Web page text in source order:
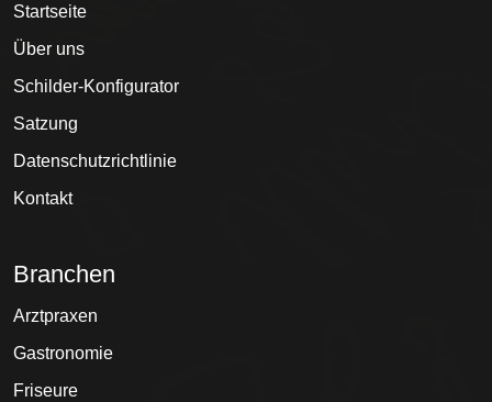
Startseite
Über uns
Schilder-Konfigurator
Satzung
Datenschutzrichtlinie
Kontakt
Branchen
Arztpraxen
Gastronomie
Friseure